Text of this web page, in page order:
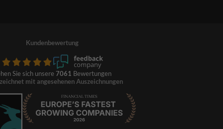
Kundenbewertung
Sie sich unsere 7061 Bewertungen
mit angesehenen Auszeichnungen